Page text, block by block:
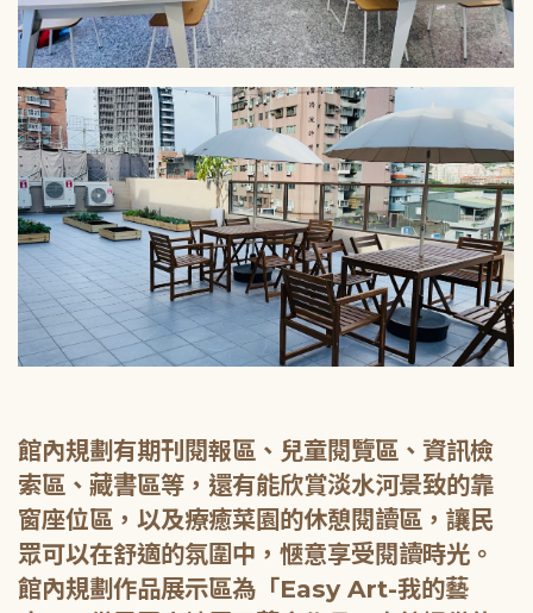
館內規劃有期刊閱報區、兒童閱覽區、資訊檢
索區、藏書區等，還有能欣賞淡水河景致的靠
窗座位區，以及療癒菜園的休憩閱讀區，讓民
眾可以在舒適的氛圍中，愜意享受閱讀時光。
館內規劃作品展示區為「Easy Art-我的藝